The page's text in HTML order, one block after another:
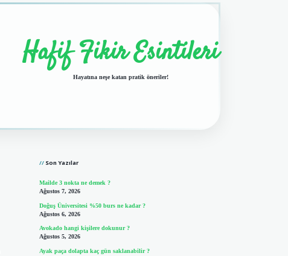
Hafif Fikir Esintileri
Hayatına neşe katan pratik öneriler!
Son Yazılar
Mailde 3 nokta ne demek ?
Ağustos 7, 2026
Doğuş Üniversitesi %50 burs ne kadar ?
Ağustos 6, 2026
Avokado hangi kişilere dokunur ?
Ağustos 5, 2026
Ayak paça dolapta kaç gün saklanabilir ?